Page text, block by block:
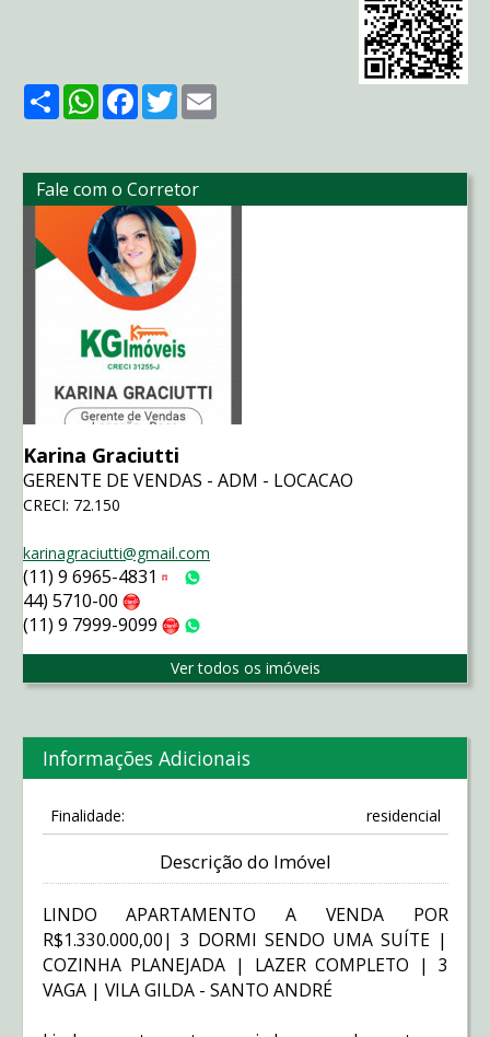
ShareWhatsApp
Facebook
Twitter
Fale com o Corretor
Karina Graciutti
GERENTE DE VENDAS - ADM - LOCACAO
CRECI: 72.150
karinagraciutti@gmail.com
(11) 9 6965-4831 Tim
44) 5710-00
(11) 9 7999-9099 Claro
Ver todos os imóveis
Informações Adicionais
Finalidade: residencial
Descrição do Imóvel
LINDO APARTAMENTO A VENDA POR
R$1.330.000,00| 3 DORMI SENDO UMA SUÍTE |
COZINHA PLANEJADA | LAZER COMPLETO | 3
VAGA | VILA GILDA - SANTO ANDRÉ